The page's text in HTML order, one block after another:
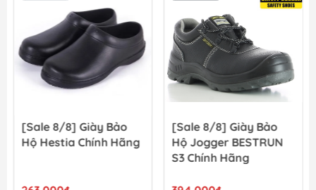
13.500₫ 15.000₫
[Sale 8/8] Giày Bảo
Hộ Hestia Chính Hãng
[Sale 8/8] Giày Bảo
Hộ Jogger BESTRUN
S3 Chính Hãng